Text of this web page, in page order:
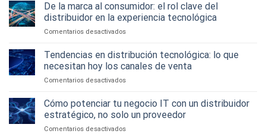
De la marca al consumidor: el rol clave del
distribuidor en la experiencia tecnológica
Comentarios desactivadosen
la
marca
al
consumidor:
rol
clave
distribuidor
Tendencias en distribución tecnológica: lo que
necesitan hoy los canales de venta
Comentarios desactivadosen
en
distribución
tecnológica:
lo
Cómo potenciar tu negocio IT con un distribuidor
estratégico, no solo un proveedor
Comentarios desactivadosen